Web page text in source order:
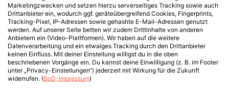
Marketingzwecken und setzen hierzu serverseitiges Tracking sowie auch
Drittanbieter ein, wodurch ggf. geräteübergreifend Cookies, Fingerprints,
Tracking-Pixel, IP-Adressen sowie gehashte E-Mail-Adressen genutzt
werden. Auf unserer Seite betten wir zudem Drittinhalte von anderen
Anbietern ein (Video-Plattformen). Wir haben auf die weitere
Datenverarbeitung und ein etwaiges Tracking durch den Drittanbieter
keinen Einfluss. Mit deiner Einstellung willigst du in die oben
beschriebenen Vorgänge ein. Du kannst deine Einwilligung (z. B. im Footer
unter „Privacy-Einstellungen“) jederzeit mit Wirkung für die Zukunft
widerrufen. (BoD-Impressum)